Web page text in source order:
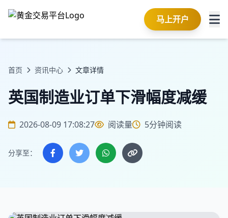
马上开户
首页 资讯中心 文章详情
英国制造业订单下滑幅度减缓
2026-08-09 17:08:27 阅读量 5分钟阅读
分享至：